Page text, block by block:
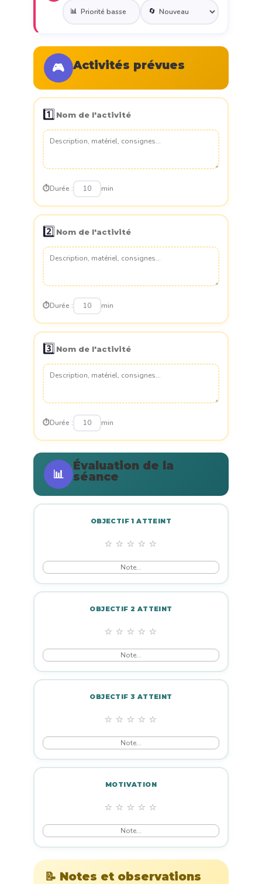
📊
🔄
🎮 Activités prévues
1️⃣
⏱️Durée : min
2️⃣
⏱️Durée : min
3️⃣
⏱️Durée : min
📊
Évaluation de la
séance
OBJECTIF 1 ATTEINT
⭐ ⭐ ⭐ ⭐ ⭐
OBJECTIF 2 ATTEINT
⭐ ⭐ ⭐ ⭐ ⭐
OBJECTIF 3 ATTEINT
⭐ ⭐ ⭐ ⭐ ⭐
MOTIVATION
⭐ ⭐ ⭐ ⭐ ⭐
📝 Notes et observations